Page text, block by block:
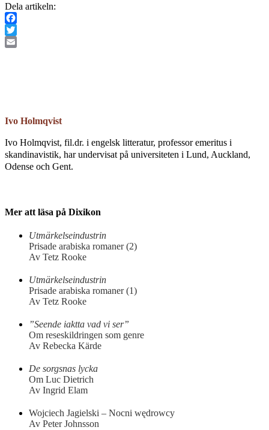
Dela artikeln:
Facebook
Twitter
Ivo Holmqvist
Ivo Holmqvist, fil.dr. i engelsk litteratur, professor emeritus i
skandinavistik, har undervisat på universiteten i Lund, Auckland,
Odense och Gent.
Mer att läsa på Dixikon
Utmärkelseindustrin
Prisade arabiska romaner (2)
Av Tetz Rooke
Utmärkelseindustrin
Prisade arabiska romaner (1)
Av Tetz Rooke
”Seende iaktta vad vi ser”
Om reseskildringen som genre
Av Rebecka Kärde
De sorgsnas lycka
Om Luc Dietrich
Av Ingrid Elam
Wojciech Jagielski – Nocni wędrowcy
Av Peter Johnsson